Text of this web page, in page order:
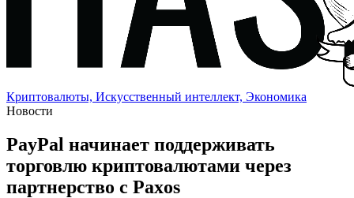
Криптовалюты, Искусственный интеллект, Экономика
Новости
PayPal начинает поддерживать
торговлю криптовалютами через
партнерство с Paxos